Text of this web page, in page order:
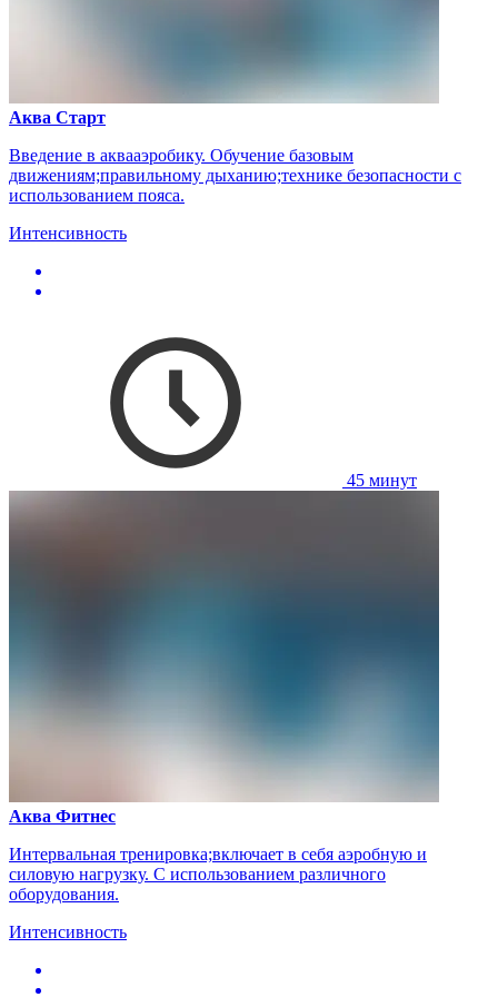
Аква Старт
Введение в аквааэробику. Обучение базовым
движениям;правильному дыханию;технике безопасности с
использованием пояса.
Интенсивность
45 минут
Аква Фитнес
Интервальная тренировка;включает в себя аэробную и
силовую нагрузку. С использованием различного
оборудования.
Интенсивность